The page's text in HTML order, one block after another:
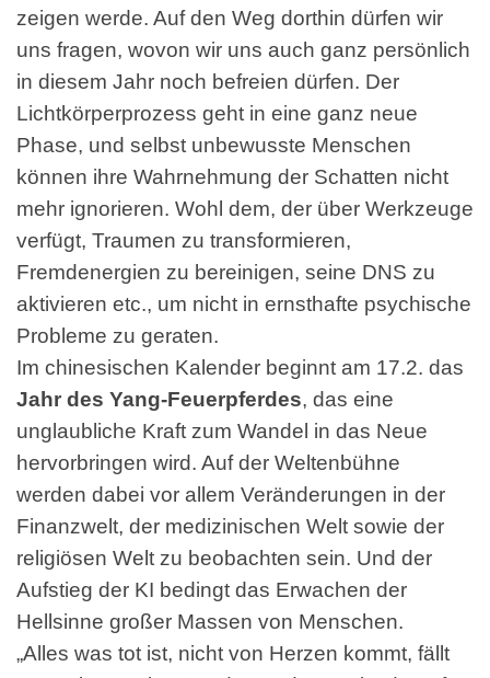
zeigen werde. Auf den Weg dorthin dürfen wir
uns fragen, wovon wir uns auch ganz persönlich
in diesem Jahr noch befreien dürfen. Der
Lichtkörperprozess geht in eine ganz neue
Phase, und selbst unbewusste Menschen
können ihre Wahrnehmung der Schatten nicht
mehr ignorieren. Wohl dem, der über Werkzeuge
verfügt, Traumen zu transformieren,
Fremdenergien zu bereinigen, seine DNS zu
aktivieren etc., um nicht in ernsthafte psychische
Probleme zu geraten.
Im chinesischen Kalender beginnt am 17.2. das
Jahr des Yang-Feuerpferdes, das eine
unglaubliche Kraft zum Wandel in das Neue
hervorbringen wird. Auf der Weltenbühne
werden dabei vor allem Veränderungen in der
Finanzwelt, der medizinischen Welt sowie der
religiösen Welt zu beobachten sein. Und der
Aufstieg der KI bedingt das Erwachen der
Hellsinne großer Massen von Menschen.
„Alles was tot ist, nicht von Herzen kommt, fällt